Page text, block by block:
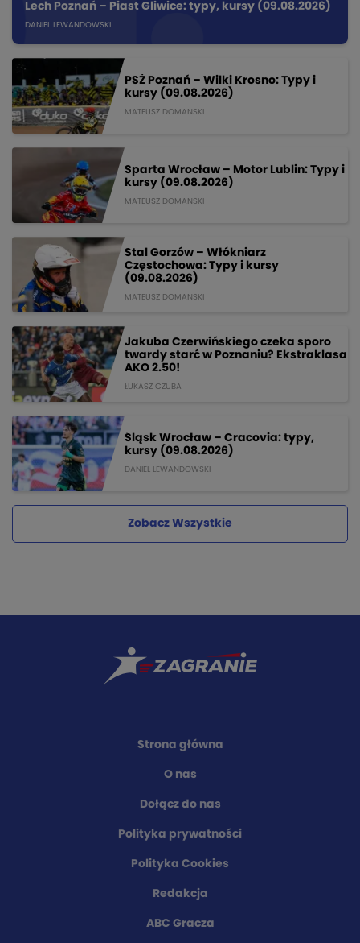
Lech Poznań – Piast Gliwice: typy, kursy (09.08.2026)
DANIEL LEWANDOWSKI
PSŻ Poznań – Wilki Krosno: Typy i
kursy (09.08.2026)
MATEUSZ DOMANSKI
Sparta Wrocław – Motor Lublin: Typy i
kursy (09.08.2026)
MATEUSZ DOMANSKI
Stal Gorzów – Włókniarz
Częstochowa: Typy i kursy
(09.08.2026)
MATEUSZ DOMANSKI
Jakuba Czerwińskiego czeka sporo
twardy starć w Poznaniu? Ekstraklasa
AKO 2.50!
ŁUKASZ CZUBA
Śląsk Wrocław – Cracovia: typy,
kursy (09.08.2026)
DANIEL LEWANDOWSKI
Zobacz Wszystkie
Strona główna
O nas
Dołącz do nas
Polityka prywatności
Polityka Cookies
Redakcja
ABC Gracza